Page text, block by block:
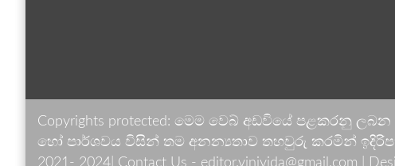
Copyrights protected: මෙම වෙබ් අඩවියේ පළකරනු
හෝ පාර්ශවය විසින් තම අනන්‍යතාව තහවුරු කරමින්
2021- 2024| Contact Us - editor.vinivida@gmail.com |